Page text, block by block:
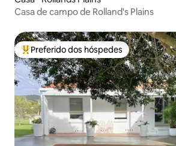
Casa de campo de Rolland's Plains
Entre os melhores preferidos dos
Preferido dos hóspedes